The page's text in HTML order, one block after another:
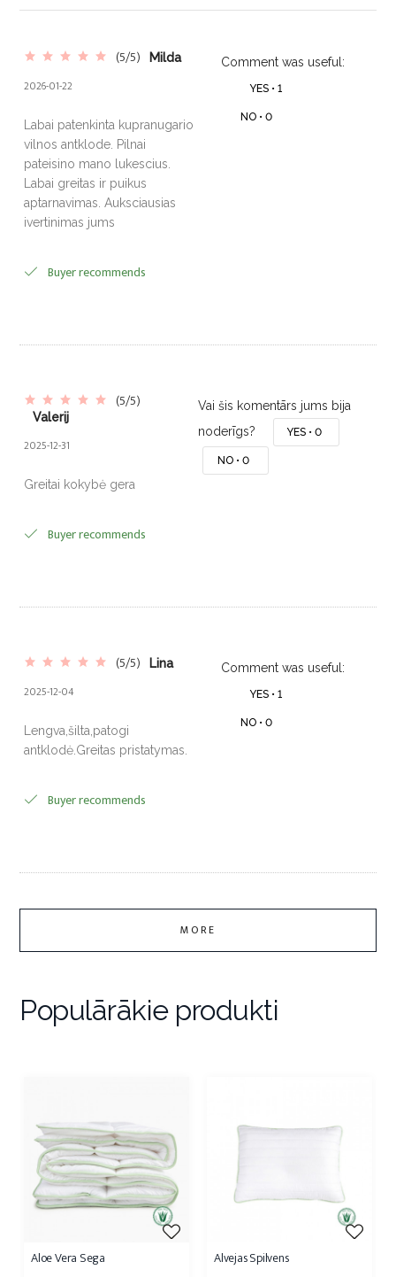
(5/5) Milda
2026-01-22
Labai patenkinta kupranugario
vilnos antklode. Pilnai
pateisino mano lukescius.
Labai greitas ir puikus
aptarnavimas. Auksciausias
ivertinimas jums
Buyer recommends
Comment was useful:
YES •1
NO • 0
(5/5)
Valerij
2025-12-31
Greitai kokybė gera
Buyer recommends
Vai šis komentārs jums bija
noderīgs?
YES •0
NO •0
(5/5) Lina
2025-12-04
Lengva,šilta,patogi
antklodė.Greitas pristatymas.
Buyer recommends
Comment was useful:
YES •1
NO • 0
MORE
Populārākie produkti
Aloe Vera Sega Alvejas Spilvens